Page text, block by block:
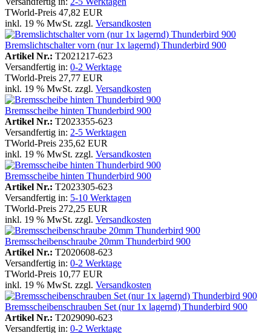
TWorld-Preis 47,82 EUR
inkl. 19 % MwSt. zzgl. Versandkosten
Bremslichtschalter vorn (nur 1x lagernd) Thunderbird 900
Artikel Nr.: T2021217-623
Versandfertig in: 0-2 Werktage
TWorld-Preis 27,77 EUR
inkl. 19 % MwSt. zzgl. Versandkosten
Bremsscheibe hinten Thunderbird 900
Artikel Nr.: T2023355-623
Versandfertig in: 2-5 Werktagen
TWorld-Preis 235,62 EUR
inkl. 19 % MwSt. zzgl. Versandkosten
Bremsscheibe hinten Thunderbird 900
Artikel Nr.: T2023305-623
Versandfertig in: 5-10 Werktagen
TWorld-Preis 272,25 EUR
inkl. 19 % MwSt. zzgl. Versandkosten
Bremsscheibenschraube 20mm Thunderbird 900
Artikel Nr.: T2020608-623
Versandfertig in: 0-2 Werktage
TWorld-Preis 10,77 EUR
inkl. 19 % MwSt. zzgl. Versandkosten
Bremsscheibenschrauben Set (nur 1x lagernd) Thunderbird 900
Artikel Nr.: T2029090-623
Versandfertig in: 0-2 Werktage